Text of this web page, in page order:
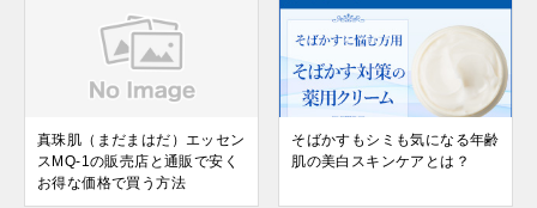
真珠肌（まだまはだ）エッセン
スMQ-1の販売店と通販で安く
お得な価格で買う方法
そばかすもシミも気になる年齢
肌の美白スキンケアとは？